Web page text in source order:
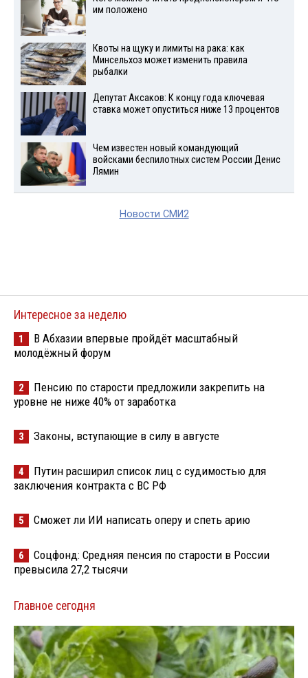
им положено
Квоты на щуку и лимиты на рака: как
Минсельхоз может изменить правила
рыбалки
Депутат Аксаков: К концу года ключевая
ставка может опуститься ниже 13 процентов
Чем известен новый командующий
войсками беспилотных систем России Денис
Лямин
Новости СМИ2
Интересное за неделю
1
В Абхазии впервые пройдёт масштабный
молодёжный форум
2
Пенсию по старости предложили закрепить на
уровне не ниже 40% от заработка
3 Законы, вступающие в силу в августе
4
Путин расширил список лиц с судимостью для
заключения контракта с ВС РФ
5 Сможет ли ИИ написать оперу и спеть арию
6
Соцфонд: Средняя пенсия по старости в России
превысила 27,2 тысячи
Главное сегодня